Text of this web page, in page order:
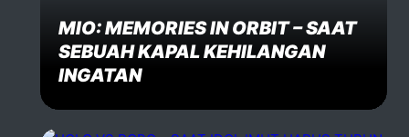
MIO: MEMORIES IN ORBIT – SAAT
SEBUAH KAPAL KEHILANGAN
INGATAN